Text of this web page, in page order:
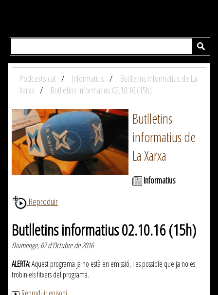
Podcasts.cat Informatius
Butlletins informatius de La
Xarxa
Butlletins informatius 02.10.16 (15h)
Butlletins
informatius de
La Xarxa
Informatius
Reproduir
Butlletins informatius 02.10.16 (15h)
Diumenge, 02 d'Octubre de 2016
ALERTA:Aquest programa ja no està en emissió, i es possible que ja no es
trobin els fitxers del programa.